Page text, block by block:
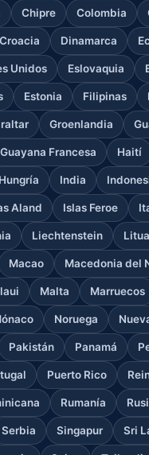
Chipre Colombia
Croacia Dinamarca
Unidos Eslovaquia
Estonia Filipinas
Groenlandia
Guayana Francesa Haití
Hungría India
Aland Islas Feroe
Liechtenstein
Macao Macedonia del
Malta Marruecos
Noruega
Pakistán Panamá
Puerto Rico
Rumanía
Serbia Singapur Sri